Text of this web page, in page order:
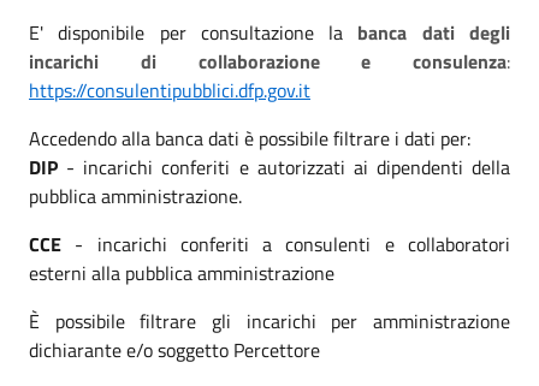
E' disponibile per consultazione la banca dati degli
incarichi di collaborazione e consulenza:
https://consulentipubblici.dfp.gov.it
Accedendo alla banca dati è possibile filtrare i dati per:
DIP - incarichi conferiti e autorizzati ai dipendenti della
pubblica amministrazione.
CCE - incarichi conferiti a consulenti e collaboratori
esterni alla pubblica amministrazione
È possibile filtrare gli incarichi per amministrazione
dichiarante e/o soggetto Percettore